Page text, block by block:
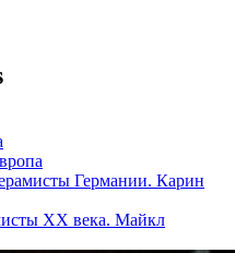
Германии. Карин
XX века. Майкл